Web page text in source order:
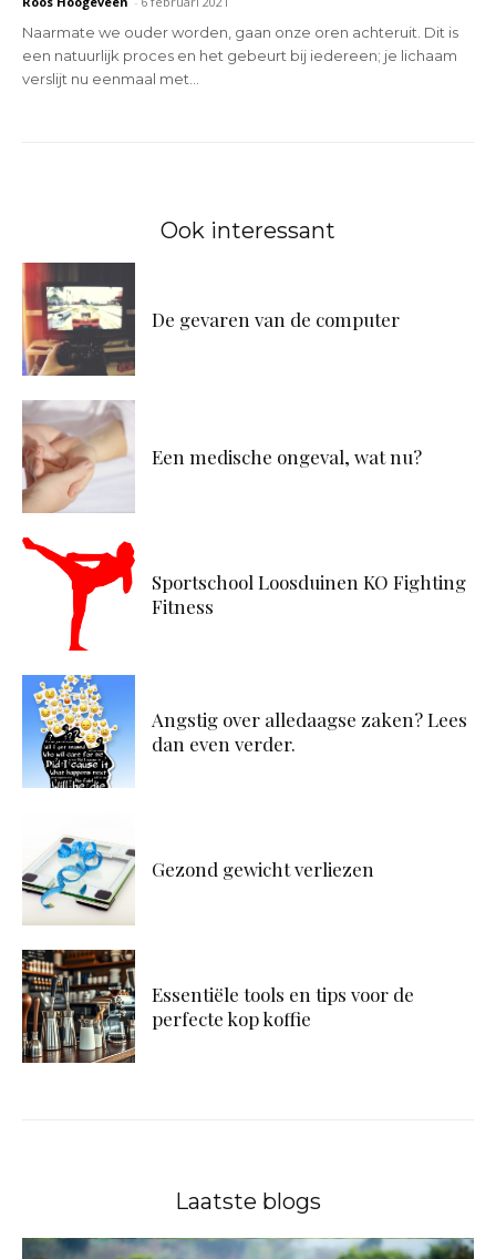
Naarmate we ouder worden, gaan onze oren achteruit. Dit is
een natuurlijk proces en het gebeurt bij iedereen; je lichaam
verslijt nu eenmaal met...
Ook interessant
De gevaren van de computer
Een medische ongeval, wat nu?
Sportschool Loosduinen KO Fighting
Fitness
Angstig over alledaagse zaken? Lees
dan even verder.
Gezond gewicht verliezen
Essentiële tools en tips voor de
perfecte kop koffie
Laatste blogs